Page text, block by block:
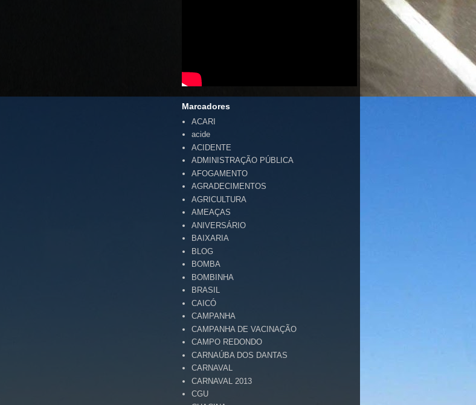
Marcadores
ACARI
acide
ACIDENTE
ADMINISTRAÇÃO PÚBLICA
AFOGAMENTO
AGRADECIMENTOS
AGRICULTURA
AMEAÇAS
ANIVERSÁRIO
BAIXARIA
BLOG
BOMBA
BOMBINHA
BRASIL
CAICÓ
CAMPANHA
CAMPANHA DE VACINAÇÃO
CAMPO REDONDO
CARNAÚBA DOS DANTAS
CARNAVAL
CARNAVAL 2013
CGU